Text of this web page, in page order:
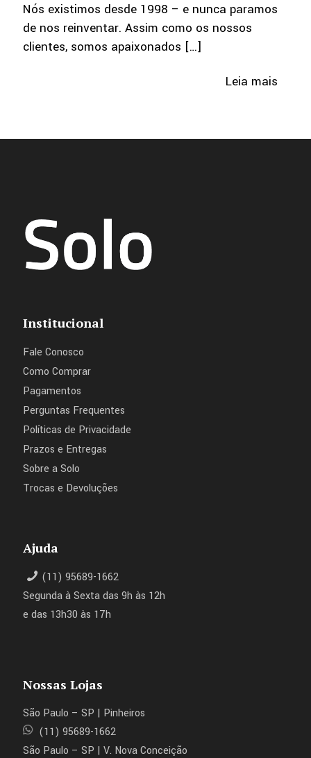
Nós existimos desde 1998 – e nunca paramos
de nos reinventar. Assim como os nossos
clientes, somos apaixonados […]
Leia mais
Institucional
Fale Conosco
Como Comprar
Pagamentos
Perguntas Frequentes
Políticas de Privacidade
Prazos e Entregas
Sobre a Solo
Trocas e Devoluções
Ajuda
(11) 95689-1662
Segunda à Sexta das 9h às 12h
e das 13h30 às 17h
Nossas Lojas
São Paulo – SP | Pinheiros
(11) 95689-1662
São Paulo – SP | V. Nova Conceição